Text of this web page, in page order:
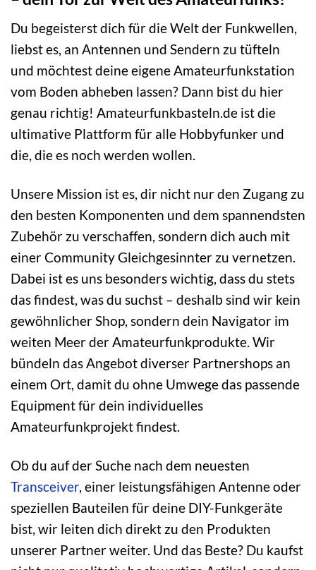
Du begeisterst dich für die Welt der Funkwellen,
liebst es, an Antennen und Sendern zu tüfteln
und möchtest deine eigene Amateurfunkstation
vom Boden abheben lassen? Dann bist du hier
genau richtig! Amateurfunkbasteln.de ist die
ultimative Plattform für alle Hobbyfunker und
die, die es noch werden wollen.
Unsere Mission ist es, dir nicht nur den Zugang zu
den besten Komponenten und dem spannendsten
Zubehör zu verschaffen, sondern dich auch mit
einer Community Gleichgesinnter zu vernetzen.
Dabei ist es uns besonders wichtig, dass du stets
das findest, was du suchst – deshalb sind wir kein
gewöhnlicher Shop, sondern dein Navigator im
weiten Meer der Amateurfunkprodukte. Wir
bündeln das Angebot diverser Partnershops an
einem Ort, damit du ohne Umwege das passende
Equipment für dein individuelles
Amateurfunkprojekt findest.
Ob du auf der Suche nach dem neuesten
Transceiver, einer leistungsfähigen Antenne oder
speziellen Bauteilen für deine DIY-Funkgeräte
bist, wir leiten dich direkt zu den Produkten
unserer Partner weiter. Und das Beste? Du kaufst